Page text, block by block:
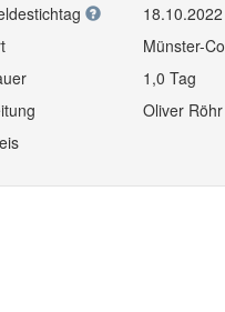
18.10.2022
Münster-
1,0 Tag
Oliver